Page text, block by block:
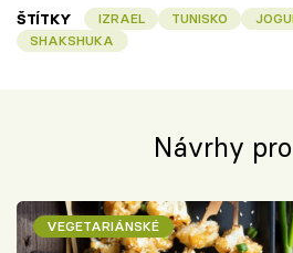
ŠTÍTKY IZRAEL TUNISKO
SHAKSHUKA
Návrhy
VEGETARIÁNSKÉ